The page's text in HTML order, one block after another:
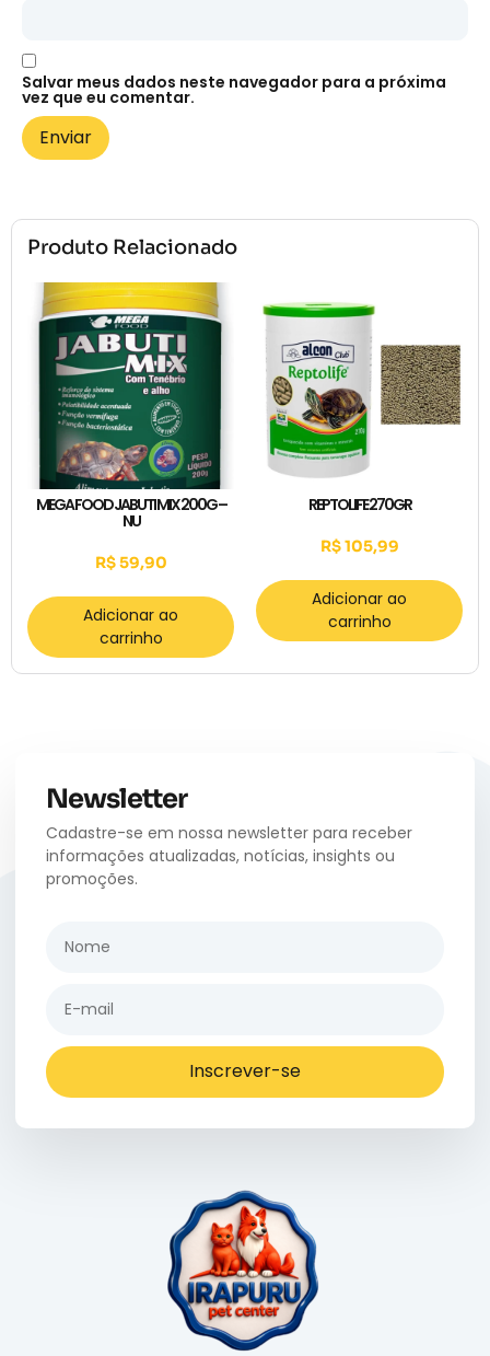
Produto Relacionado
MEGA FOOD JABUTI MIX 200G –
NU
R$59,90
Adicionar ao
carrinho
REPTOLIFE 270GR
R$105,99
Adicionar ao
carrinho
Salvar meus dados neste navegador para a próxima
vez que eu comentar.
Newsletter
Cadastre-se em nossa newsletter para receber
informações atualizadas, notícias, insights ou
promoções.
Inscrever-se